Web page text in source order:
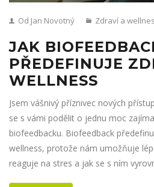
Od Jan Novotný Zdraví a
JAK
PŘEDEFINUJE
WELLNESS
Jsem vášnivý příznivec nových
se s vámi podělit o jednu moc
biofeedbacku. Biofeedback
wellness, protože nám umožňuje
reaguje na stres a jak se s ním